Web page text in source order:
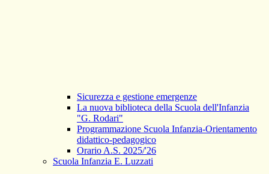
Sicurezza e gestione emergenze
La nuova biblioteca della Scuola dell'Infanzia
"G. Rodari"
Programmazione Scuola Infanzia-Orientamento
didattico-pedagogico
Orario A.S. 2025/'26
Scuola Infanzia E. Luzzati